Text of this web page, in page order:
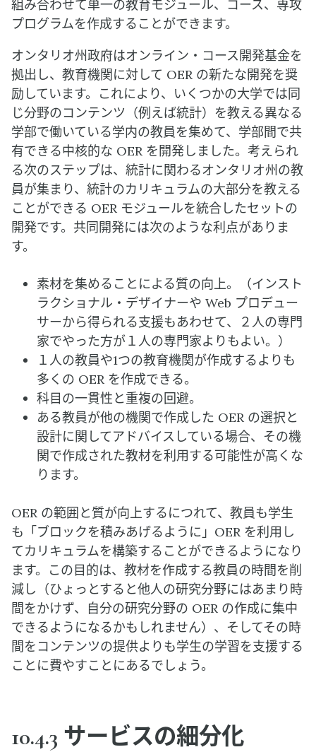
組み合わせて単一の教育モジュール、コース、専攻
プログラムを作成することができます。
オンタリオ州政府はオンライン・コース開発基金を
拠出し、教育機関に対して OER の新たな開発を奨
励しています。これにより、いくつかの大学では同
じ分野のコンテンツ（例えば統計）を教える異なる
学部で働いている学内の教員を集めて、学部間で共
有できる中核的な OER を開発しました。考えられ
る次のステップは、統計に関わるオンタリオ州の教
員が集まり、統計のカリキュラムの大部分を教える
ことができる OER モジュールを統合したセットの
開発です。共同開発には次のような利点がありま
す。
素材を集めることによる質の向上。（インスト
ラクショナル・デザイナーや Web プロデュー
サーから得られる支援もあわせて、２人の専門
家でやった方が１人の専門家よりもよい。）
１人の教員や1つの教育機関が作成するよりも
多くの OER を作成できる。
科目の一貫性と重複の回避。
ある教員が他の機関で作成した OER の選択と
設計に関してアドバイスしている場合、その機
関で作成された教材を利用する可能性が高くな
ります。
OER の範囲と質が向上するにつれて、教員も学生
も「ブロックを積みあげるように」OER を利用し
てカリキュラムを構築することができるようになり
ます。この目的は、教材を作成する教員の時間を削
減し（ひょっとすると他人の研究分野にはあまり時
間をかけず、自分の研究分野の OER の作成に集中
できるようになるかもしれません）、そしてその時
間をコンテンツの提供よりも学生の学習を支援する
ことに費やすことにあるでしょう。
10.4.3 サービスの細分化